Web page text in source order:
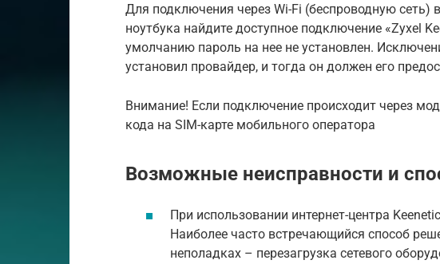
Для подключения через Wi-Fi (беспроводную сеть)
ноутбука найдите доступное подключение «Zyxel
умолчанию пароль на нее не установлен.
установил провайдер, и тогда он должен его
Внимание! Если подключение происходит через
кода на SIM-карте мобильного оператора
Возможные неисправности и
При использовании интернет-центра
Наиболее часто встречающийся способ
неполадках – перезагрузка сетевого